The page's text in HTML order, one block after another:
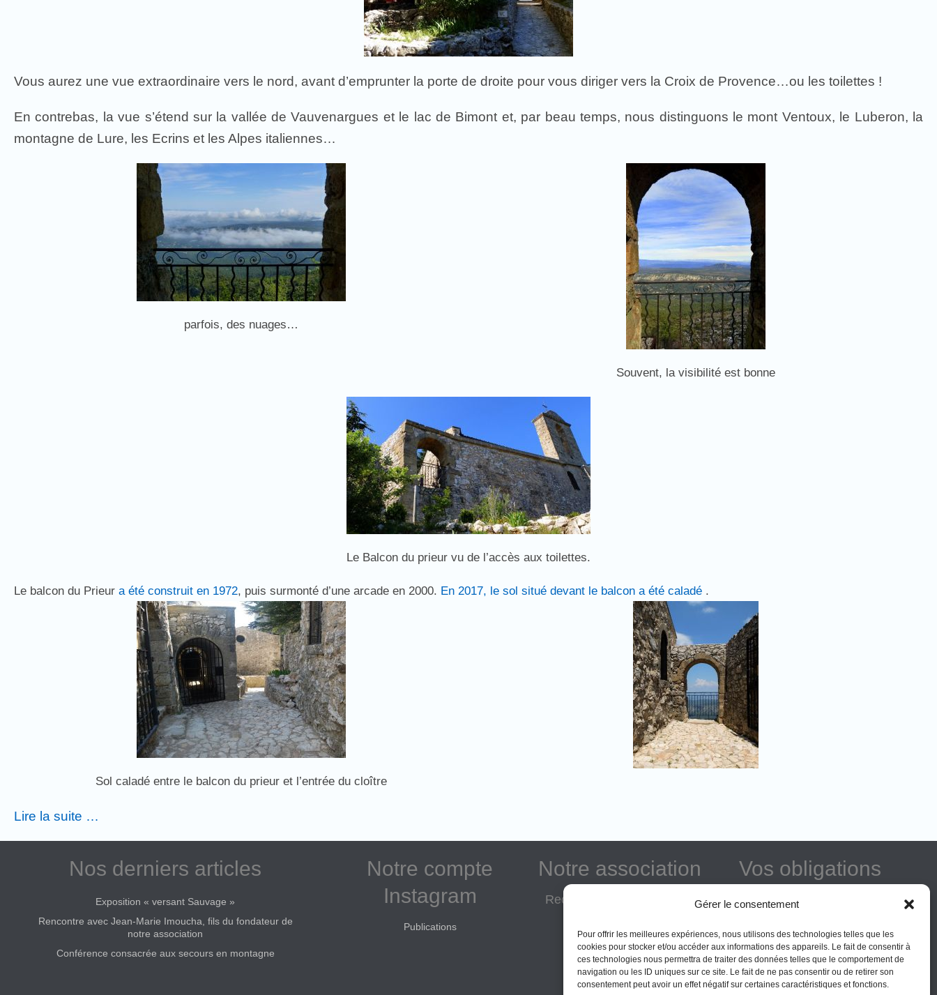
Gérer le consentement
Pour offrir les meilleures expériences, nous utilisons des technologies telles que les
cookies pour stocker et/ou accéder aux informations des appareils. Le fait de consentir à
ces technologies nous permettra de traiter des données telles que le comportement de
navigation ou les ID uniques sur ce site. Le fait de ne pas consentir ou de retirer son
consentement peut avoir un effet négatif sur certaines caractéristiques et fonctions.
Vous aurez une vue extraordinaire vers le nord, avant d’emprunter la porte de droite pour vous diriger vers la Croix de Provence…ou les toilettes !
En contrebas, la vue s’étend sur la vallée de Vauvenargues et le lac de Bimont et, par beau temps, nous distinguons le mont Ventoux, le Luberon, la
montagne de Lure, les Ecrins et les Alpes italiennes…
parfois, des nuages…
Souvent, la visibilité est bonne
Le Balcon du prieur vu de l’accès aux toilettes.
Le balcon du Prieur a été construit en 1972, puis surmonté d’une arcade en 2000. En 2017, le sol situé devant le balcon a été caladé .
Sol caladé entre le balcon du prieur et l’entrée du cloître
Lire la suite …
Nos derniers articles
Exposition « versant Sauvage »
Rencontre avec Jean-Marie Imoucha, fils du fondateur de
notre association
Conférence consacrée aux secours en montagne
Notre compte
Instagram
Publications
Notre association
Reconnue d'intérêt général
Donner
Vos obligations
La montagne Sainte-Victoire est un
données sur ce site le sont à titre
indicatif et la responsabilité de
l’Association des Amis de Sainte-
Victoire ne saurait être engagée. Il